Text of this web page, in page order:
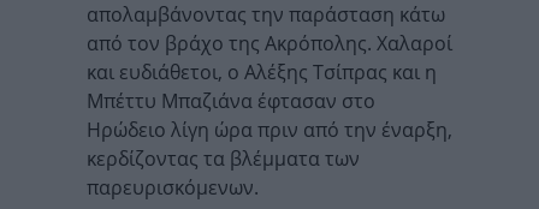
απολαμβάνοντας την παράσταση κάτω
από τον βράχο της Ακρόπολης. Χαλαροί
και ευδιάθετοι, ο Αλέξης Τσίπρας και η
Μπέττυ Μπαζιάνα έφτασαν στο
Ηρώδειο λίγη ώρα πριν από την έναρξη,
κερδίζοντας τα βλέμματα των
παρευρισκόμενων.